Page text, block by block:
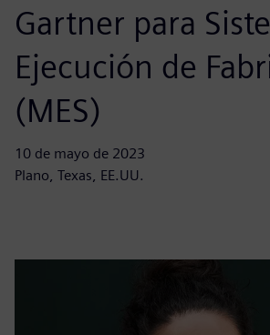
Gartner para
Ejecución de
(MES)
10 de mayo de 2023
Plano, Texas, EE.UU.